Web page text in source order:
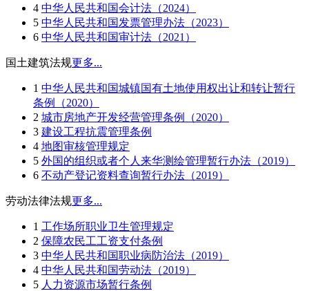
4 中华人民共和国会计法（2024）
5 中华人民共和国发票管理办法（2023）
6 中华人民共和国审计法（2021）
国土建筑法规更多...
1 中华人民共和国城镇国有土地使用权出让和转让暂行
条例（2020）
2 城市房地产开发经营管理条例（2020）
3 建设工程抗震管理条例
4 地图审核管理规定
5 外国的组织或者个人来华测绘管理暂行办法（2019）
6 不动产登记资料查询暂行办法（2019）
劳动法律法规更多...
1 工作场所职业卫生管理规定
2 保障农民工工资支付条例
3 中华人民共和国职业病防治法（2019）
4 中华人民共和国劳动法（2019）
5 人力资源市场暂行条例